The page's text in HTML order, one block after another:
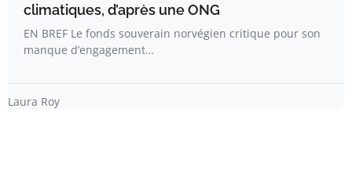
climatiques, d’après une ONG
EN BREF Le fonds souverain norvégien critique pour son
manque d’engagement…
Laura Roy